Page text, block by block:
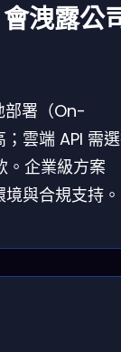
洩露公
部署（On-
雲端 API 需
企業級方案
與合規支持。